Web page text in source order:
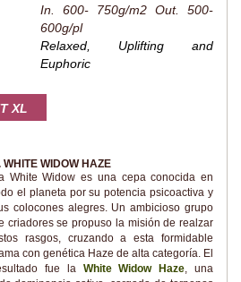
In. 600- 750g/m2 Out. 500-
600g/pl
Relaxed, Uplifting and
Euphoric
XL
WHITE WIDOW HAZE
White Widow es una cepa conocida en
el planeta por su potencia psicoactiva y
colocones alegres. Un ambicioso grupo
criadores se propuso la misión de realzar
rasgos, cruzando a esta formidable
con genética Haze de alta categoría. El
fue la White Widow Haze , una